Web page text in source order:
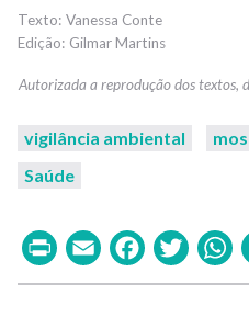
Vanessa Conte
Gilmar Martins
vigilância ambiental
Saúde
PrintEmail